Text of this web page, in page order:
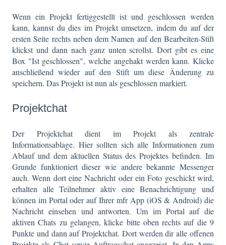
Wenn ein Projekt fertiggestellt ist und geschlossen werden
kann, kannst du dies im Projekt umsetzen, indem du auf der
ersten Seite rechts neben dem Namen auf den Bearbeiten-Stift
klickst und dann nach ganz unten scrollst. Dort gibt es eine
Box "Ist geschlossen", welche angehakt werden kann. Klicke
anschließend wieder auf den Stift um diese Änderung zu
speichern. Das Projekt ist nun als geschlossen markiert.
Projektchat
Der Projektchat dient im Projekt als zentrale
Informationsablage. Hier sollten sich alle Informationen zum
Ablauf und dem aktuellen Status des Projektes befinden. Im
Grunde funktioniert dieser wie andere bekannte Messenger
auch. Wenn dort eine Nachricht oder ein Foto geschickt wird,
erhalten alle Teilnehmer aktiv eine Benachrichtigung und
können im Portal oder auf Ihrer mfr App (iOS & Android) die
Nachricht einsehen und antworten. Um im Portal auf die
aktiven Chats zu gelangen, klicke bitte oben rechts auf die 9
Punkte und dann auf Projektchat. Dort werden dir alle offenen